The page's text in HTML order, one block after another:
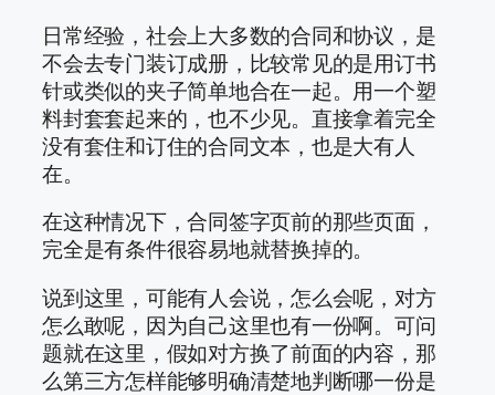
日常经验，社会上大多数的合同和协议，是
不会去专门装订成册，比较常见的是用订书
针或类似的夹子简单地合在一起。用一个塑
料封套套起来的，也不少见。直接拿着完全
没有套住和订住的合同文本，也是大有人
在。
在这种情况下，合同签字页前的那些页面，
完全是有条件很容易地就替换掉的。
说到这里，可能有人会说，怎么会呢，对方
怎么敢呢，因为自己这里也有一份啊。可问
题就在这里，假如对方换了前面的内容，那
么第三方怎样能够明确清楚地判断哪一份是